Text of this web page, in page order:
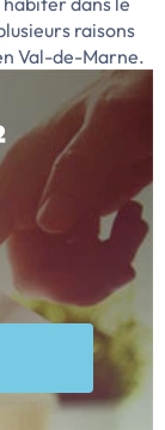
raisons
Val-de-Marne.